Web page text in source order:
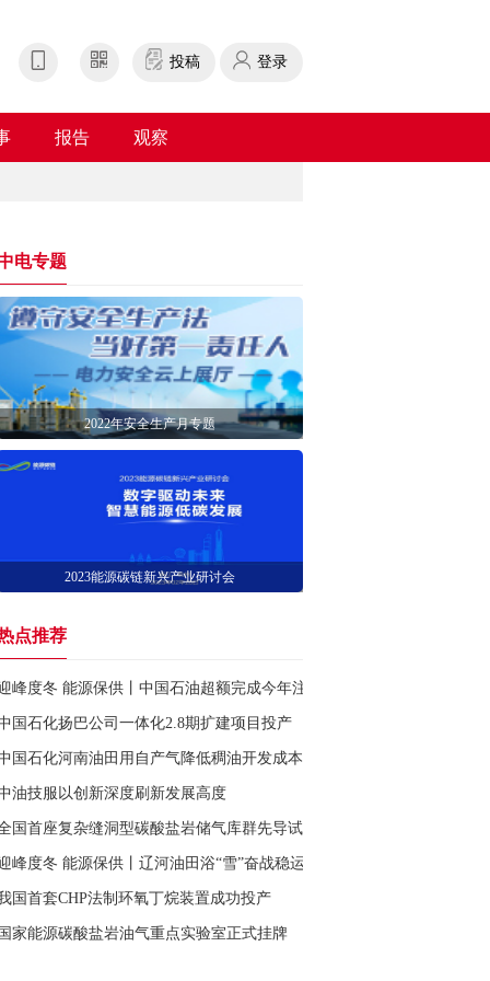
投稿 登录
报告 观察
电专题
2022年安全生产月专题
2023能源碳链新兴产业研讨会
点推荐
峰度冬 能源保供丨中国石油超额完成今年注气目标计划
国石化扬巴公司一体化2.8期扩建项目投产
国石化河南油田用自产气降低稠油开发成本
油技服以创新深度刷新发展高度
国首座复杂缝洞型碳酸盐岩储气库群先导试验工程投运
峰度冬 能源保供丨辽河油田浴“雪”奋战稳运行
国首套CHP法制环氧丁烷装置成功投产
家能源碳酸盐岩油气重点实验室正式挂牌